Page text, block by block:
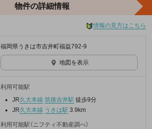
物件の詳細情報
情報の見方はこちら
福岡県うきは市吉井町福益792-9
地図を表示
利用可能駅
JR久大本線 筑後吉井駅 徒歩9分
JR久大本線 うきは駅 3.9km
利用可能駅（ニフティ不動産調べ）